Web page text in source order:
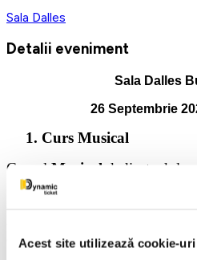
Acest site utilizează cookie-uri
Sala Dalles
Detalii eveniment
Sala Dalles
26 Septembrie
1. Curs Musical
Cursul Musical dedicat
Cebotari
, se adresează
emoție prin interpretare.